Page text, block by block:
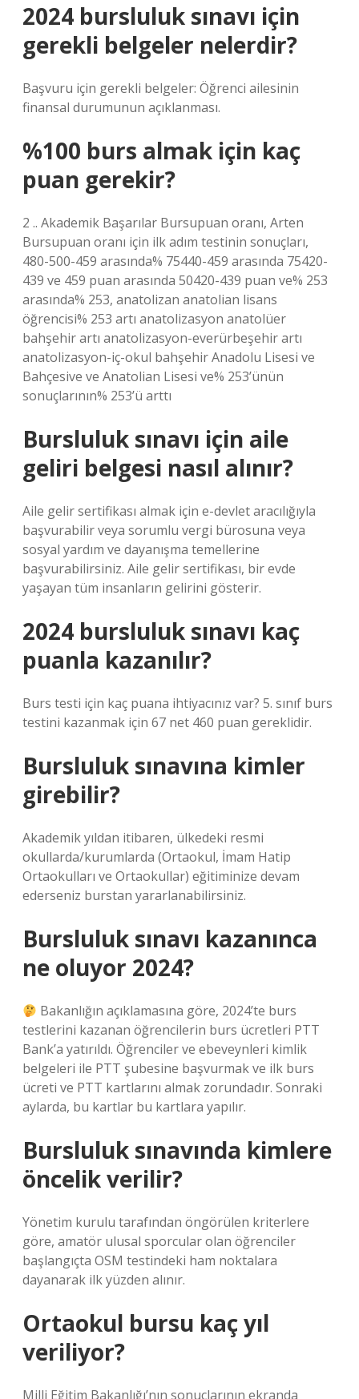
2024 bursluluk sınavı için
gerekli belgeler nelerdir?
Başvuru için gerekli belgeler: Öğrenci ailesinin
finansal durumunun açıklanması.
%100 burs almak için kaç
puan gerekir?
2 .. Akademik Başarılar Bursupuan oranı, Arten
Bursupuan oranı için ilk adım testinin sonuçları,
480-500-459 arasında% 75440-459 arasında 75420-
439 ve 459 puan arasında 50420-439 puan ve% 253
arasında% 253, anatolizan anatolian lisans
öğrencisi% 253 artı anatolizasyon anatolüer
bahşehir artı anatolizasyon-everürbeşehir artı
anatolizasyon-iç-okul bahşehir Anadolu Lisesi ve
Bahçesive ve Anatolian Lisesi ve% 253’ünün
sonuçlarının% 253’ü arttı
Bursluluk sınavı için aile
geliri belgesi nasıl alınır?
Aile gelir sertifikası almak için e-devlet aracılığıyla
başvurabilir veya sorumlu vergi bürosuna veya
sosyal yardım ve dayanışma temellerine
başvurabilirsiniz. Aile gelir sertifikası, bir evde
yaşayan tüm insanların gelirini gösterir.
2024 bursluluk sınavı kaç
puanla kazanılır?
Burs testi için kaç puana ihtiyacınız var? 5. sınıf burs
testini kazanmak için 67 net 460 puan gereklidir.
Bursluluk sınavına kimler
girebilir?
Akademik yıldan itibaren, ülkedeki resmi
okullarda/kurumlarda (Ortaokul, İmam Hatip
Ortaokulları ve Ortaokullar) eğitiminize devam
ederseniz burstan yararlanabilirsiniz.
Bursluluk sınavı kazanınca
ne oluyor 2024?
Bakanlığın açıklamasına göre, 2024’te burs
testlerini kazanan öğrencilerin burs ücretleri PTT
Bank’a yatırıldı. Öğrenciler ve ebeveynleri kimlik
belgeleri ile PTT şubesine başvurmak ve ilk burs
ücreti ve PTT kartlarını almak zorundadır. Sonraki
aylarda, bu kartlar bu kartlara yapılır.
Bursluluk sınavında kimlere
öncelik verilir?
Yönetim kurulu tarafından öngörülen kriterlere
göre, amatör ulusal sporcular olan öğrenciler
başlangıçta OSM testindeki ham noktalara
dayanarak ilk yüzden alınır.
Ortaokul bursu kaç yıl
veriliyor?
Milli Eğitim Bakanlığı’nın sonuçlarının ekranda